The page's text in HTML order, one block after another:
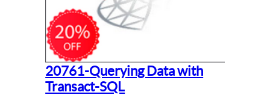
20761-Querying Data with
Transact-SQL